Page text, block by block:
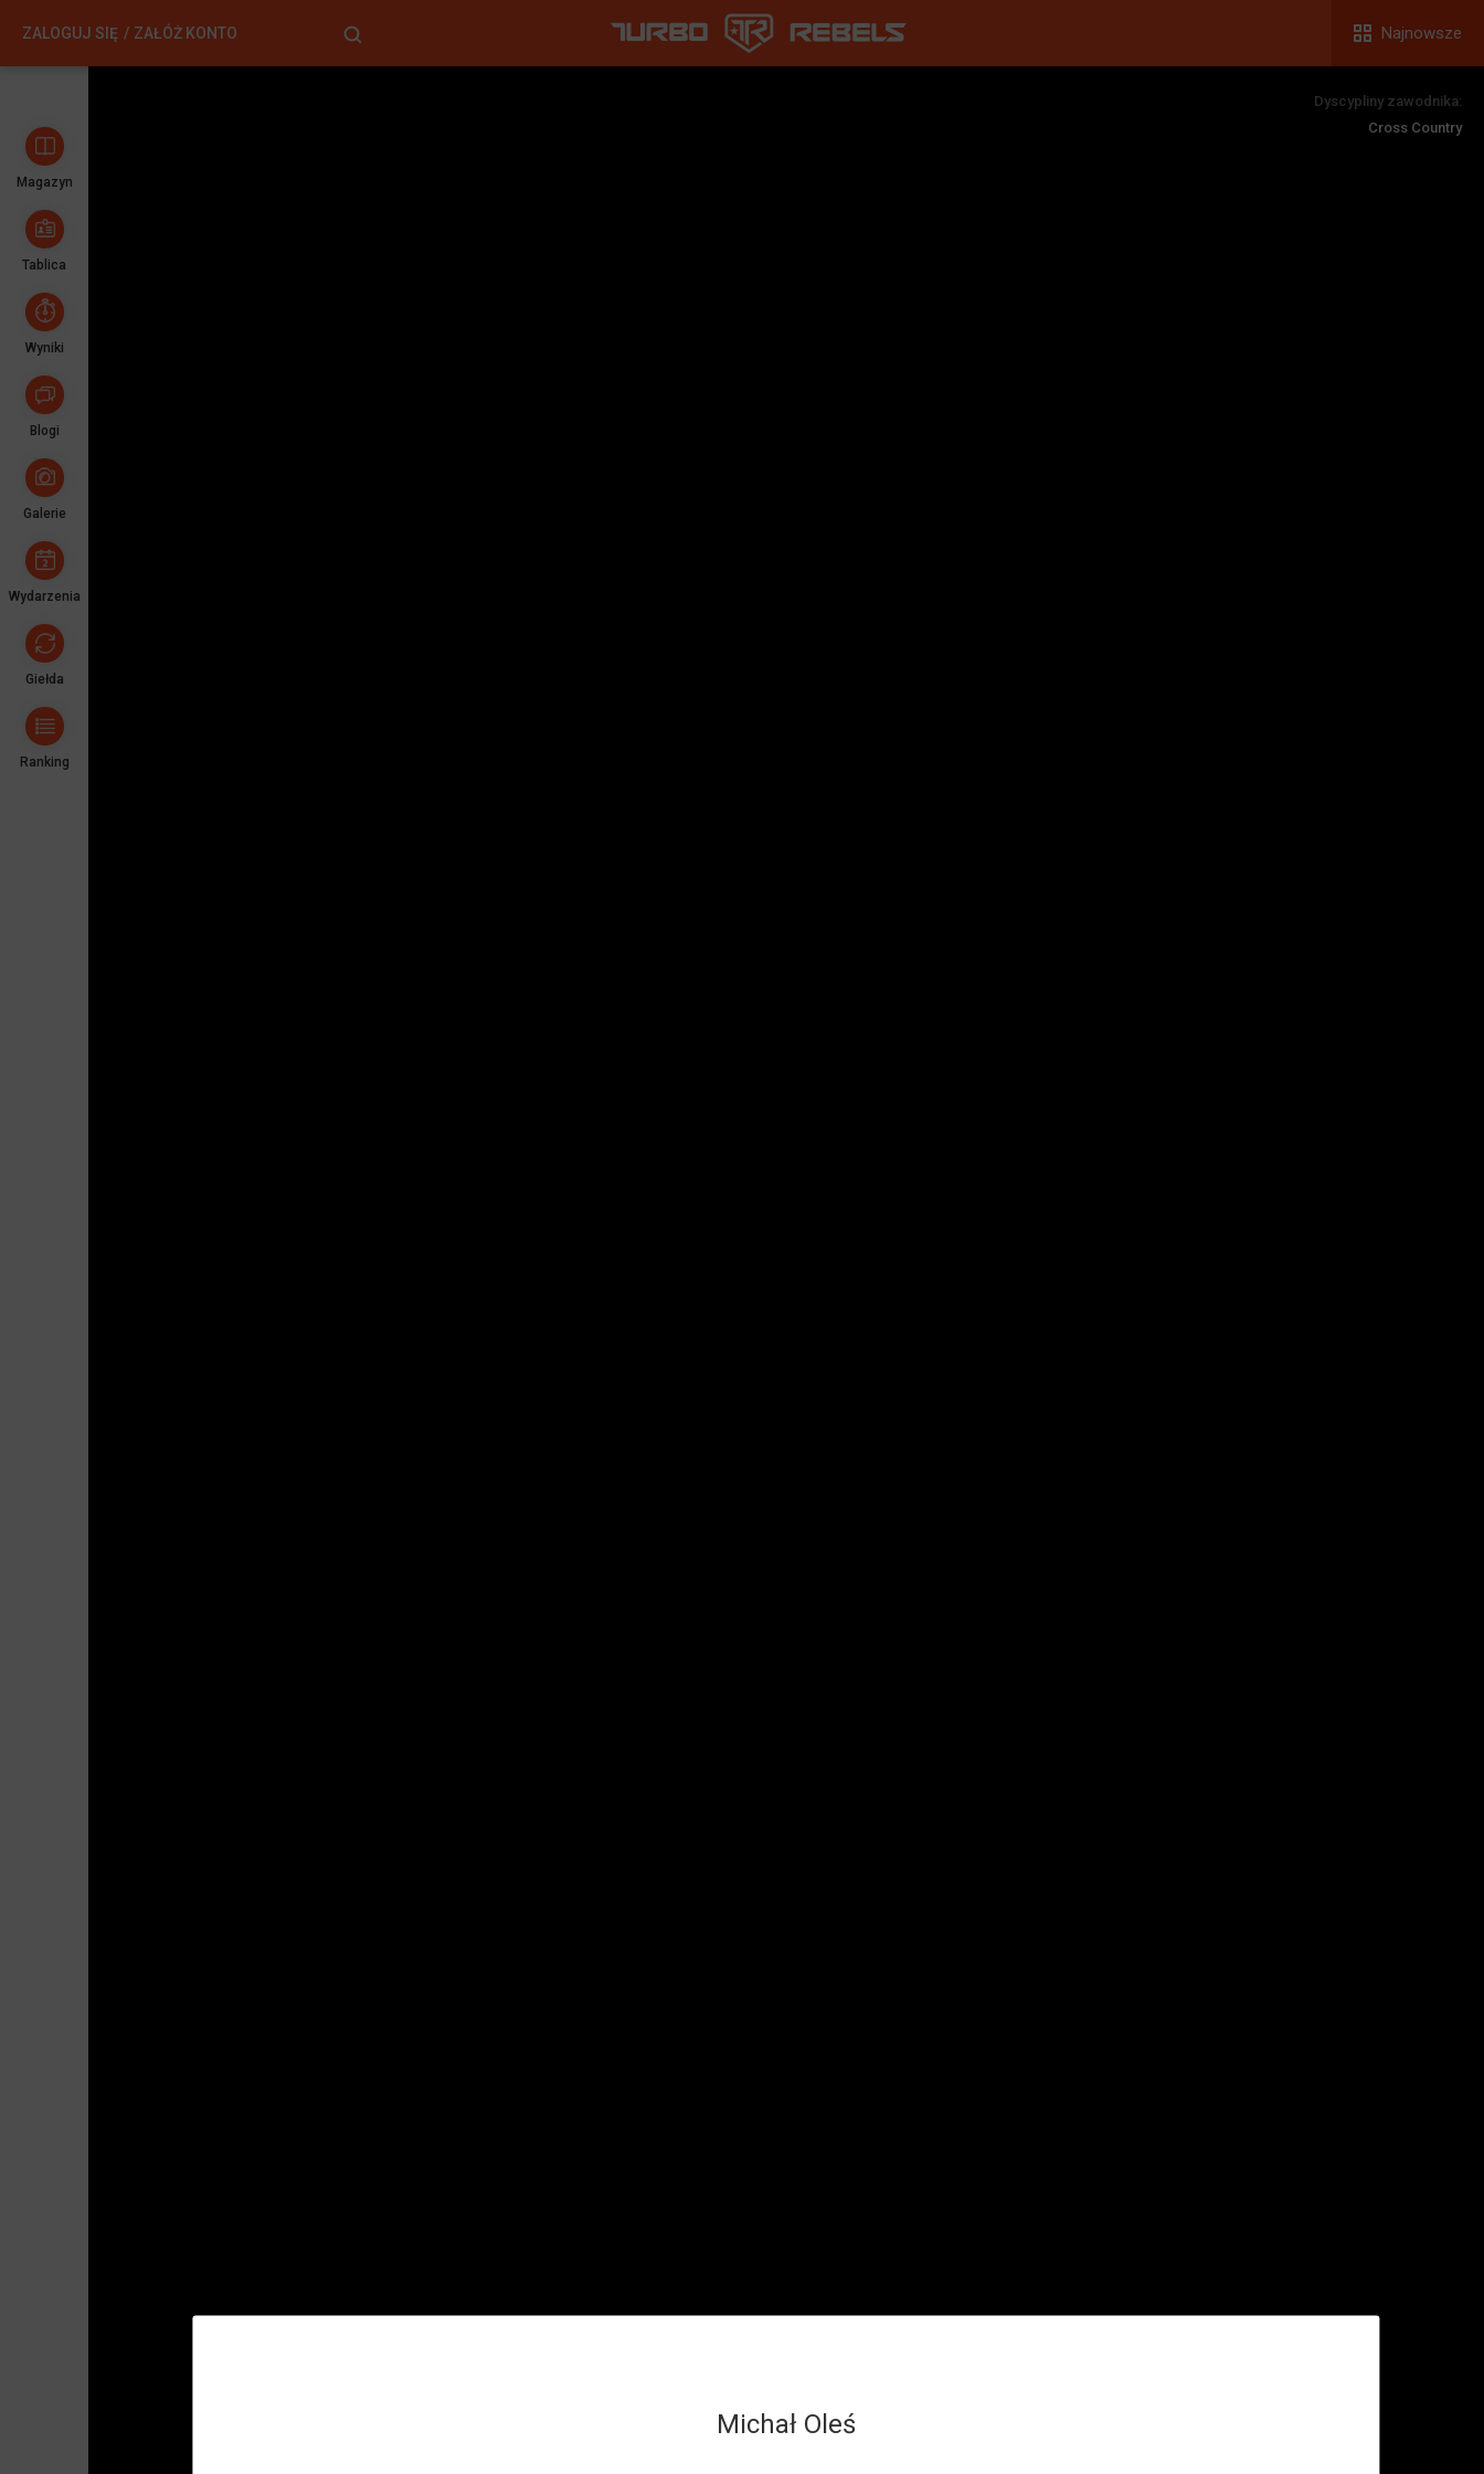
ZALOGUJ SIĘ ZAŁÓŻ KONTO Najnowsze
Magazyn
Tablica
Wyniki
Blogi
Galerie
Wydarzenia
Giełda
Ranking
Michał Oleś
Dyscypliny zawodnika:
Cross Country